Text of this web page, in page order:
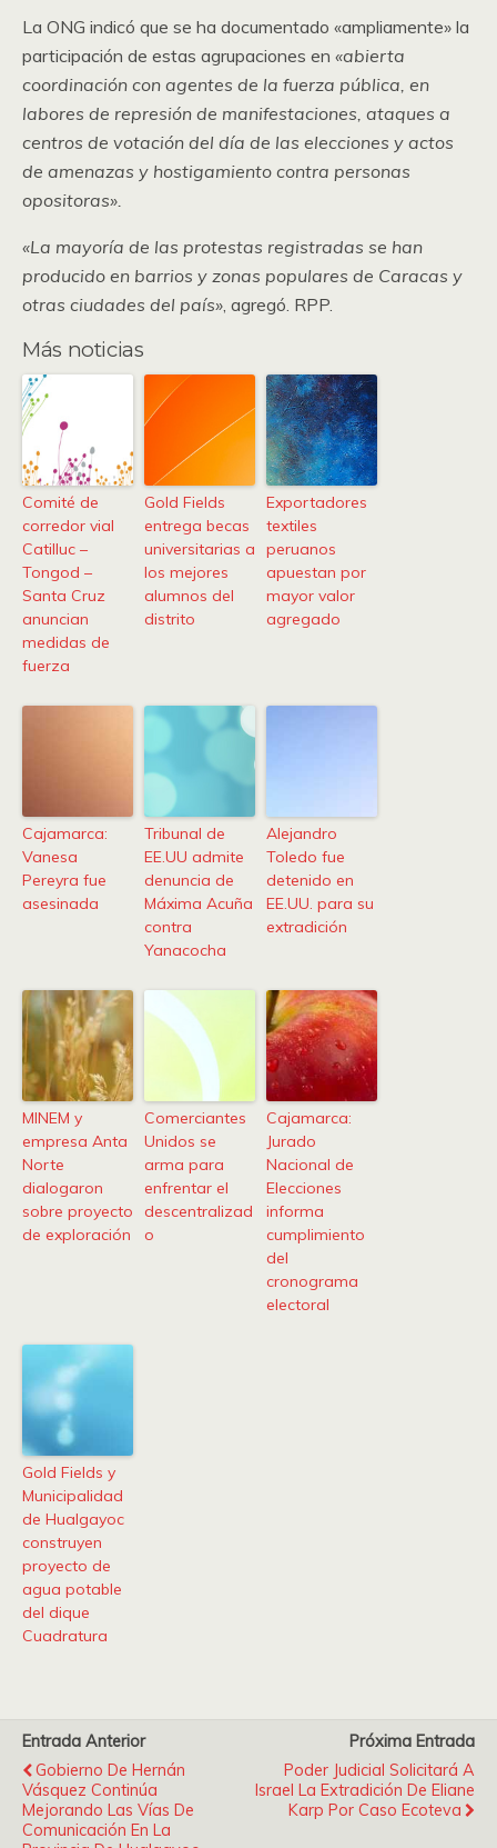
La ONG indicó que se ha documentado «ampliamente» la
participación de estas agrupaciones en «abierta
coordinación con agentes de la fuerza pública, en
labores de represión de manifestaciones, ataques a
centros de votación del día de las elecciones y actos
de amenazas y hostigamiento contra personas
opositoras».
«La mayoría de las protestas registradas se han
producido en barrios y zonas populares de Caracas y
otras ciudades del país», agregó. RPP.
Más noticias
Comité de
corredor vial
Catilluc –
Tongod –
Santa Cruz
anuncian
medidas de
fuerza
Gold Fields
entrega becas
universitarias a
los mejores
alumnos del
distrito
Exportadores
textiles
peruanos
apuestan por
mayor valor
agregado
Cajamarca:
Vanesa
Pereyra fue
asesinada
Tribunal de
EE.UU admite
denuncia de
Máxima Acuña
contra
Yanacocha
Alejandro
Toledo fue
detenido en
EE.UU. para su
extradición
MINEM y
empresa Anta
Norte
dialogaron
sobre proyecto
de exploración
Comerciantes
Unidos se
arma para
enfrentar el
descentralizad
o
Cajamarca:
Jurado
Nacional de
Elecciones
informa
cumplimiento
del
cronograma
electoral
Gold Fields y
Municipalidad
de Hualgayoc
construyen
proyecto de
agua potable
del dique
Cuadratura
Entrada Anterior
Gobierno De Hernán
Vásquez Continúa
Mejorando Las Vías De
Comunicación En La
Próxima Entrada
Poder Judicial Solicitará A
Israel La Extradición De Eliane
Karp Por Caso Ecoteva